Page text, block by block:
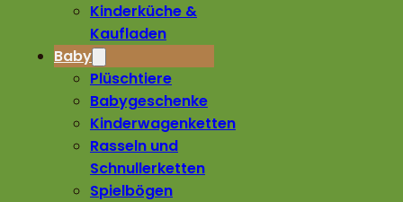
Kinderküche &
Kaufladen
Baby
Plüschtiere
Babygeschenke
Kinderwagenketten
Rasseln und
Schnullerketten
Spielbögen